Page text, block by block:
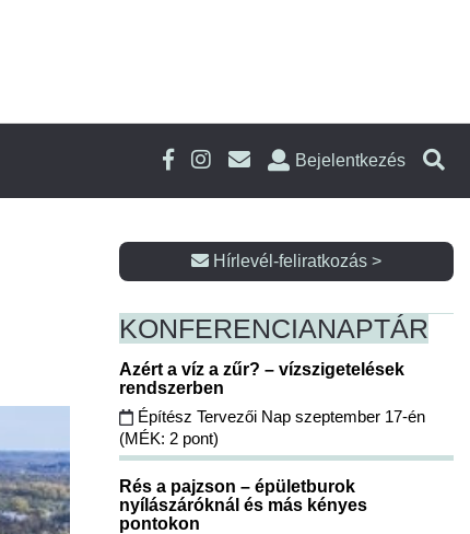
Bejelentkezés
Hírlevél-feliratkozás >
KONFERENCIANAPTÁR
Azért a víz a zűr? – vízszigetelések
rendszerben
Építész Tervezői Nap szeptember 17-én
(MÉK: 2 pont)
Rés a pajzson – épületburok
nyílászáróknál és más kényes
pontokon